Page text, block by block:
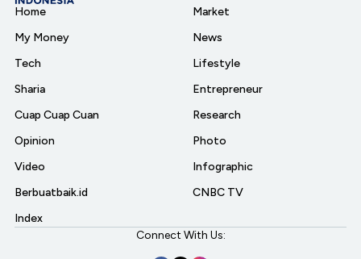
Home
My Money
Tech
Sharia
Cuap Cuap Cuan
Opinion
Video
Berbuatbaik.id
Index
Market
News
Lifestyle
Entrepreneur
Research
Photo
Infographic
CNBC TV
Connect With Us: